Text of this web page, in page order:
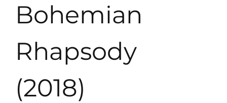
Bohemian
Rhapsody
(2018)